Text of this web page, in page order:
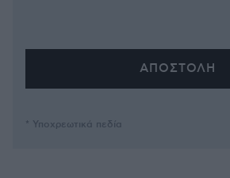
* Υποχρεωτικά πεδία